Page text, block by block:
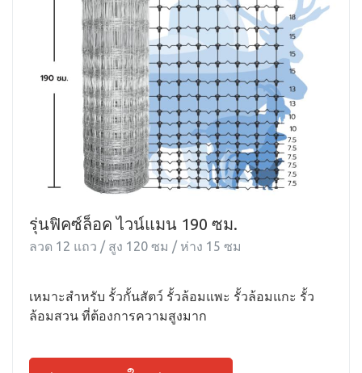
รุ่นฟิคซ์ล็อค ไวน์แมน 190 ซม.
ลวด 12 แถว / สูง 120 ซม / ห่าง 15 ซม
เหมาะสำหรับ รั้วกั้นสัตว์ รั้วล้อมแพะ รั้วล้อมแกะ รั้ว
ล้อมสวน ที่ต้องการความสูงมาก